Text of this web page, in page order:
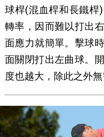
球桿(混血桿和長鐵桿
轉率，因而難以打出
面應力就簡單。擊球
面關閉打出左曲球。
度也越大，除此之外無